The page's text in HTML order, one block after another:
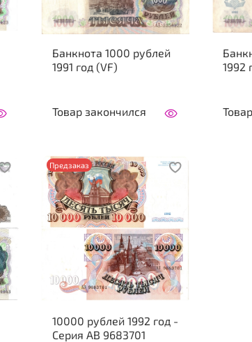
Банкнота 1000 рублей
1991 год (VF)
Товар закончился
1992
Предзаказ
10000 рублей 1992 год -
Серия АВ 9683701